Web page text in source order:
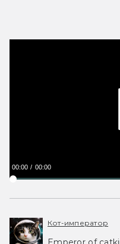
00:00 00:00
Кот-император